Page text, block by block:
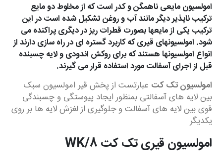
امولسیون مایعی ناهمگن و کدر است که از مخلوط دو مایع
ترکیب ناپذیر دیگر مانند آب و روغن تشکیل شده است در این
ترکیب یکی از مایعها بصورت قطرات ریز در دیگری پراکنده می
شود. امولسیونهای قیری که کاربرد گستره ای در راه سازی دارند از
انواع امولسیونها هستند که برای روکش اندودی و لایه چسبنده
قبل از اجرای آسفالت مورد استفاده قرار می گیرند.
امولسیون تک کت عبارتست از پخش قیر امولسیون سبک
بین لایه های آسفالتی بمنظور ایجاد پیوستگی و چسبندگی
قوی بین لایه های آسفالت و جلوگیری از لغزش لایه ها بر روی
یکدیگر
امولسیون قیری تک کت WK/8